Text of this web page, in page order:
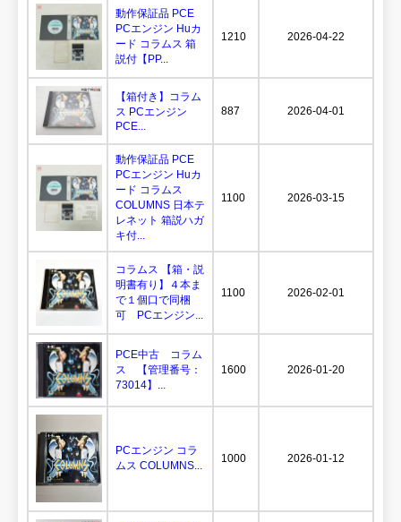
動作保証品 PCE
PCエンジン Huカ
ード コラムス 箱
説付【PP...
1210 2026-04-22
【箱付き】コラム
ス PCエンジン
PCE...
887 2026-04-01
動作保証品 PCE
PCエンジン Huカ
ード コラムス
COLUMNS 日本テ
レネット 箱説ハガ
キ付...
1100 2026-03-15
コラムス 【箱・説
明書有り】４本ま
で１個口で同梱
可 PCエンジン...
1100 2026-02-01
PCE中古 コラム
ス 【管理番号：
73014】...
1600 2026-01-20
PCエンジン コラ
ムス COLUMNS...
1000 2026-01-12